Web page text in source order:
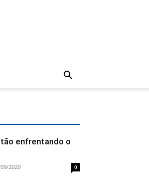
enfrentando o
2020 0